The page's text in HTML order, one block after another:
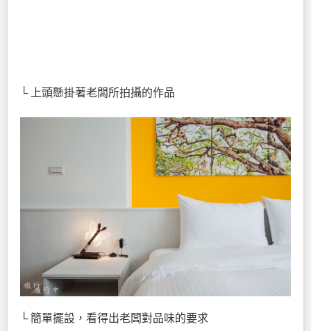
└ 上頭懸掛著老闆所拍攝的作品
└ 簡單擺設，看得出老闆對品味的要求